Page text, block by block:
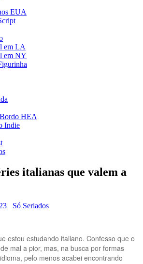
EUA
em LA
em NY
HEA
Indie
italianas que valem a
Só Seriados
estou estudando italiano. Confesso que o
mal a pior, mas, na busca por formas
pelo menos acabei encontrando